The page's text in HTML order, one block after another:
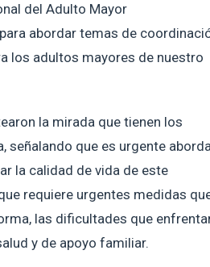
del Adulto Mayor
abordar temas de
los adultos mayores de nuestro
la mirada que tienen los
señalando que es urgente
la calidad de vida de este
requiere urgentes medidas
las dificultades que
y de apoyo familiar.